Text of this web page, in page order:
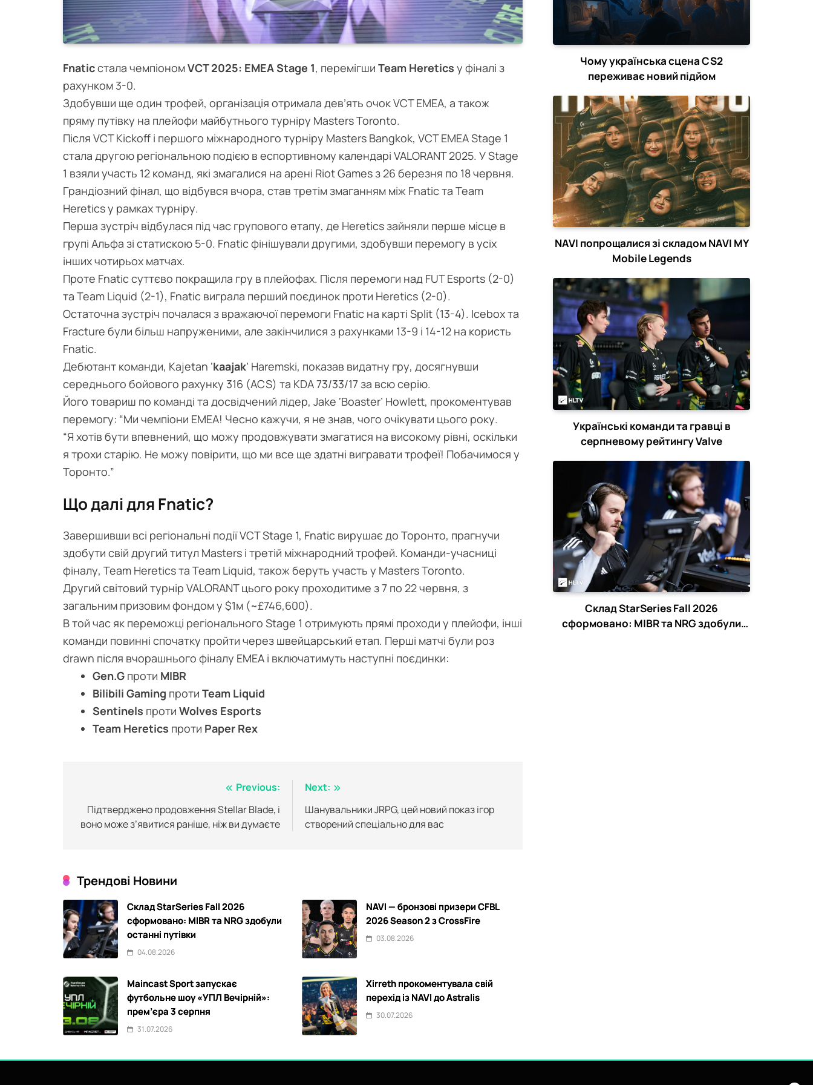
Fnaticстала чемпіономVCT 2025: EMEA Stage 1, перемігши Team Heretics у фіналі з
рахунком 3-0.
Здобувши ще один трофей, організація отримала дев’ять очок VCT EMEA, а також
пряму путівку на плейофи майбутнього турніру Masters Toronto.
Після VCT Kickoff і першого міжнародного турніру Masters Bangkok, VCT EMEA Stage 1
стала другою регіональною подією в еспортивному календарі VALORANT 2025. У Stage
1 взяли участь 12 команд, які змагалися на арені Riot Games з 26 березня по 18 червня.
Грандіозний фінал, що відбувся вчора, став третім змаганням між Fnatic та Team
Heretics у рамках турніру.
Перша зустріч відбулася під час групового етапу, де Heretics зайняли перше місце в
групі Альфа зі статискою 5-0. Fnatic фінішували другими, здобувши перемогу в усіх
інших чотирьох матчах.
Проте Fnatic суттєво покращила гру в плейофах. Після перемоги над FUT Esports (2-0)
та Team Liquid (2-1), Fnatic виграла перший поєдинок проти Heretics (2-0).
Остаточна зустріч почалася з вражаючої перемоги Fnatic на карті Split (13-4). Icebox та
Fracture були більш напруженими, але закінчилися з рахунками 13-9 і 14-12 на користь
Fnatic.
Дебютант команди, Kajetan ‘kaajak’ Haremski, показав видатну гру, досягнувши
середнього бойового рахунку 316 (ACS) та KDA 73/33/17 за всю серію.
Його товариш по команді та досвідчений лідер, Jake ‘Boaster’ Howlett, прокоментував
перемогу: “Ми чемпіони EMEA! Чесно кажучи, я не знав, чого очікувати цього року.
“Я хотів бути впевнений, що можу продовжувати змагатися на високому рівні, оскільки
я трохи старію. Не можу повірити, що ми все ще здатні вигравати трофеї! Побачимося у
Торонто.”
Що далі для Fnatic?
Завершивши всі регіональні події VCT Stage 1, Fnatic вирушає до Торонто, прагнучи
здобути свій другий титул Masters і третій міжнародний трофей. Команди-учасниці
фіналу, Team Heretics та Team Liquid, також беруть участь у Masters Toronto.
Другий світовий турнір VALORANT цього року проходитиме з 7 по 22 червня, з
загальним призовим фондом у $1м (~£746,600).
В той час як переможці регіонального Stage 1 отримують прямі проходи у плейофи, інші
команди повинні спочатку пройти через швейцарський етап. Перші матчі були роз
drawn після вчорашнього фіналу EMEA і включатимуть наступні поєдинки:
Gen.G проти MIBR
Bilibili Gaming проти Team Liquid
Sentinels проти Wolves Esports
Team Heretics проти Paper Rex
navigation
Previous:
Підтверджено продовження Stellar Blade, і
воно може з’явитися раніше, ніж ви думаєте
Next:
Шанувальники JRPG, цей новий показ ігор
створений спеціально для вас
Трендові Новини
Склад StarSeries Fall 2026
сформовано: MIBR та NRG здобули
останні путівки
04.08.2026
NAVI — бронзові призери CFBL
2026 Season 2 з CrossFire
03.08.2026
Maincast Sport запускає
футбольне шоу «УПЛ Вечірній»:
прем’єра 3 серпня
31.07.2026
Xirreth прокоментувала свій
перехід із NAVI до Astralis
30.07.2026
Чому українська сцена CS2
переживає новий підйом
NAVI попрощалися зі складом NAVI MY
Mobile Legends
Українські команди та гравці в
серпневому рейтингу Valve
Склад StarSeries Fall 2026
сформовано: MIBR та NRG здобули